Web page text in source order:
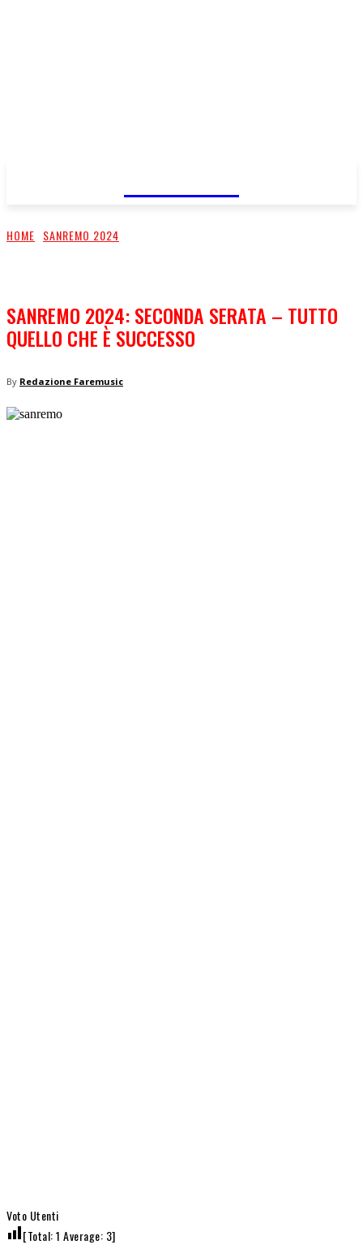
HOME SANREMO 2024
SANREMO 2024: SECONDA SERATA – TUTTO
QUELLO CHE È SUCCESSO
By Redazione Faremusic
Voto Utenti
[Total:1 Average: 3]